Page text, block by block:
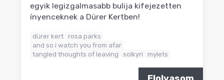
egyik legizgalmasabb bulija kifejezetten
ínyenceknek a Dürer Kertben!
dürer kert rosa parks
and so i watch you from afar
tangled thoughts of leaving
solkyri mylets